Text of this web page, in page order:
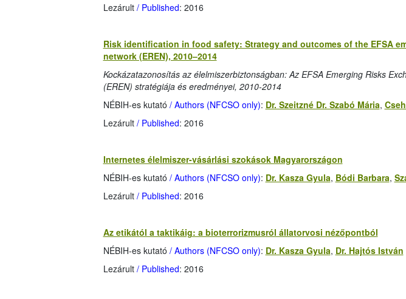
Lezárult / Published: 2016
Risk identification in food safety: Strategy and outcomes of the EFSA
network (EREN), 2010–2014
Kockázatazonosítás az élelmiszerbiztonságban: Az EFSA Emerging Risks
(EREN) stratégiája és eredményei, 2010-2014
NÉBIH-es kutató / Authors (NFCSO only): Dr. Szeitzné Dr. Szabó Mária,
Lezárult / Published: 2016
Internetes élelmiszer-vásárlási szokások Magyarországon
NÉBIH-es kutató / Authors (NFCSO only): Dr. Kasza Gyula, Bódi Barbara,
Lezárult / Published: 2016
Az etikától a taktikáig: a bioterrorizmusról állatorvosi nézőpontból
NÉBIH-es kutató / Authors (NFCSO only): Dr. Kasza Gyula, Dr. Hajtós István
Lezárult / Published: 2016